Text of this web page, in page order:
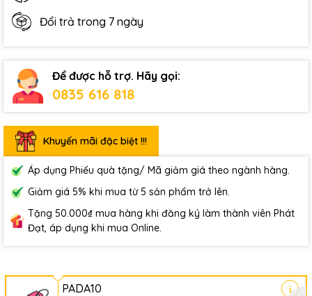
Đổi trả trong 7 ngày
Để được hỗ trợ. Hãy gọi:
0835 616 818
Khuyến mãi đặc biệt !!!
Áp dụng Phiếu quà tặng/ Mã giảm giá theo ngành hàng.
Giảm giá 5% khi mua từ 5 sản phẩm trở lên.
Tặng 50.000₫ mua hàng khi đăng ký làm thành viên Phát
Đạt, áp dụng khi mua Online.
PADA10